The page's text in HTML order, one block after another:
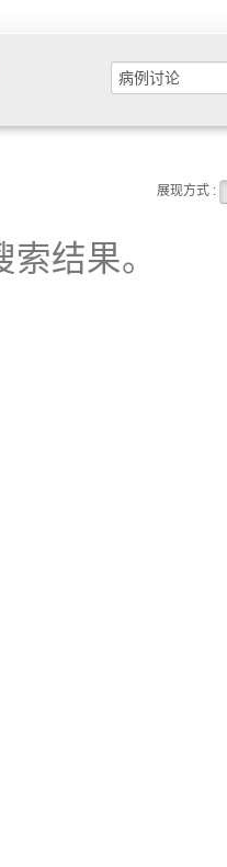
展现方式 :
结果。